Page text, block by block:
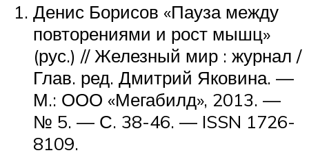
Денис Борисов «Пауза между
повторениями и рост мышц»
(рус.) // Железный мир : журнал /
Глав. ред. Дмитрий Яковина. —
М.: ООО «Мегабилд», 2013. —
№ 5. — С. 38-46. — ISSN 1726-
8109.